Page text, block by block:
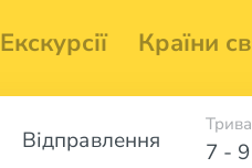
Екскурсії Країни
Відправлення 7 -